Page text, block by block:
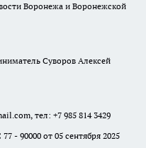
Воронежа и Воронежской
Суворов Алексей
тел: +7 985 814 3429
- 90000 от 05 сентября 2025